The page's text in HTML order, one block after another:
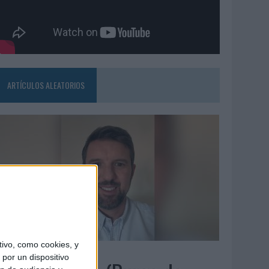
como cookies, y
un dispositivo
ARTÍCULOS ALEATORIOS
08/2026